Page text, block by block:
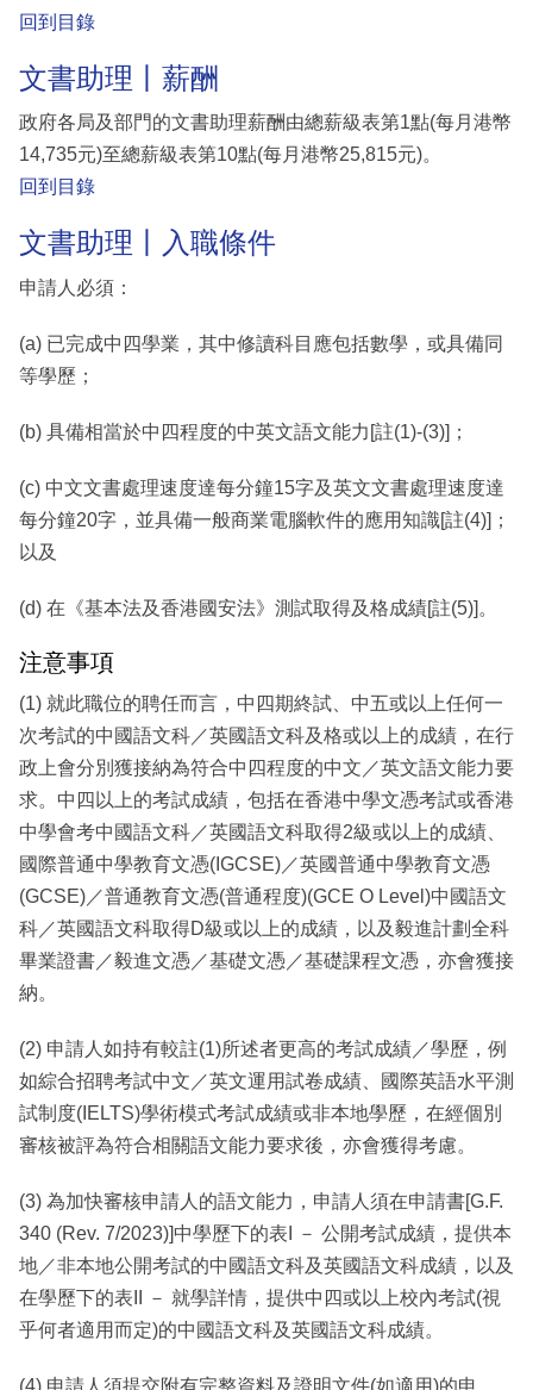
回到目錄
文書助理丨薪酬
政府各局及部門的文書助理薪酬由總薪級表第1點(每月港幣
14,735元)至總薪級表第10點(每月港幣25,815元)。
回到目錄
文書助理丨入職條件
申請人必須：
(a) 已完成中四學業，其中修讀科目應包括數學，或具備同
等學歷；
(b) 具備相當於中四程度的中英文語文能力[註(1)-(3)]；
(c) 中文文書處理速度達每分鐘15字及英文文書處理速度達
每分鐘20字，並具備一般商業電腦軟件的應用知識[註(4)]；
以及
(d) 在《基本法及香港國安法》測試取得及格成績[註(5)]。
注意事項
(1) 就此職位的聘任而言，中四期終試、中五或以上任何一
次考試的中國語文科／英國語文科及格或以上的成績，在行
政上會分別獲接納為符合中四程度的中文／英文語文能力要
求。中四以上的考試成績，包括在香港中學文憑考試或香港
中學會考中國語文科／英國語文科取得2級或以上的成績、
國際普通中學教育文憑(IGCSE)／英國普通中學教育文憑
(GCSE)／普通教育文憑(普通程度)(GCE O Level)中國語文
科／英國語文科取得D級或以上的成績，以及毅進計劃全科
畢業證書／毅進文憑／基礎文憑／基礎課程文憑，亦會獲接
納。
(2) 申請人如持有較註(1)所述者更高的考試成績／學歷，例
如綜合招聘考試中文／英文運用試卷成績、國際英語水平測
試制度(IELTS)學術模式考試成績或非本地學歷，在經個別
審核被評為符合相關語文能力要求後，亦會獲得考慮。
(3) 為加快審核申請人的語文能力，申請人須在申請書[G.F.
340 (Rev. 7/2023)]中學歷下的表I － 公開考試成績，提供本
地／非本地公開考試的中國語文科及英國語文科成績，以及
在學歷下的表II － 就學詳情，提供中四或以上校內考試(視
乎何者適用而定)的中國語文科及英國語文科成績。
(4) 申請人須提交附有完整資料及證明文件(如適用)的申